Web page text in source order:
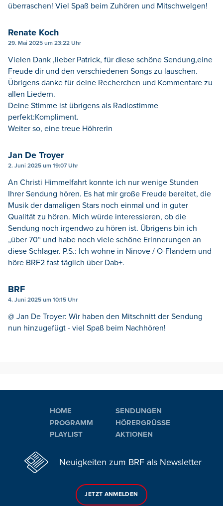
überraschen! Viel Spaß beim Zuhören und Mitschwelgen!
Renate Koch
29. Mai 2025 um 23:22 Uhr
Vielen Dank ,lieber Patrick, für diese schöne Sendung,eine
Freude dir und den verschiedenen Songs zu lauschen.
Übrigens danke für deine Recherchen und Kommentare zu
allen Liedern.
Deine Stimme ist übrigens als Radiostimme
perfekt:Kompliment.
Weiter so, eine treue Höhrerin
Jan De Troyer
2. Juni 2025 um 19:07 Uhr
An Christi Himmelfahrt konnte ich nur wenige Stunden
Ihrer Sendung hören. Es hat mir große Freude bereitet, die
Musik der damaligen Stars noch einmal und in guter
Qualität zu hören. Mich würde interessieren, ob die
Sendung noch irgendwo zu hören ist. Übrigens bin ich
„über 70“ und habe noch viele schöne Erinnerungen an
diese Schlager. P.S.: Ich wohne in Ninove / O-Flandern und
höre BRF2 fast täglich über Dab+.
BRF
4. Juni 2025 um 10:15 Uhr
@ Jan De Troyer: Wir haben den Mitschnitt der Sendung
nun hinzugefügt - viel Spaß beim Nachhören!
HOME
PROGRAMM
PLAYLIST
SENDUNGEN
HÖRERGRÜSSE
AKTIONEN
Neuigkeiten zum BRF als Newsletter
JETZT ANMELDEN